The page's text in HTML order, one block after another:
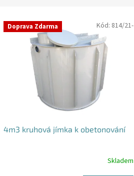
nV Doprava Zdarma
4m3 kruhová jímka k obetonování
Skladem
Kód: 814/21-